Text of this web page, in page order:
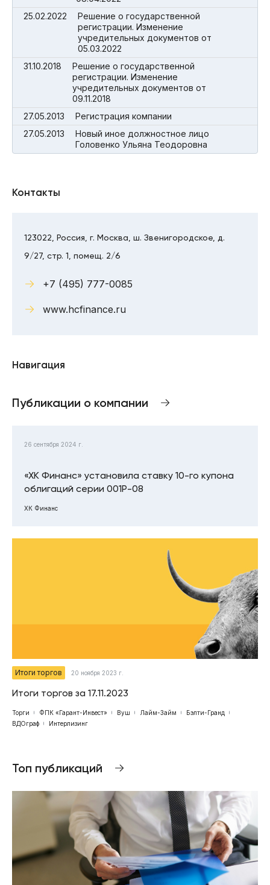
25.02.2022
Решение о государственной
регистрации. Изменение
учредительных документов от
05.03.2022
31.10.2018
Решение о государственной
регистрации. Изменение
учредительных документов от
09.11.2018
27.05.2013
Регистрация компании
27.05.2013
Новый иное должностное лицо
Головенко Ульяна Теодоровна
Контакты
123022, Россия, г. Москва, ш. Звенигородское, д.
9/27, стр. 1, помещ. 2/6
+7 (495) 777-0085
www.hcfinance.ru
Навигация
Публикации о компании
26 сентября 2024 г.
«ХК Финанс» установила ставку 10-го купона
облигаций серии 001Р-08
ХК Финанс
Итоги торгов 20 ноября 2023 г.
Итоги торгов за 17.11.2023
Торги ФПК «Гарант-Инвест» Вуш Лайм-Займ
Бэлти-Гранд
ВДОграф
Интерлизинг
Топ публикаций